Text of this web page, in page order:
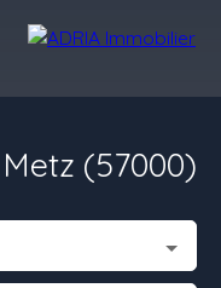
(57000)